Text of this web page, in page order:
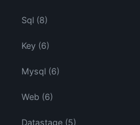
Sql (8)
Key (6)
Mysql (6)
Web (6)
Datastage (5)